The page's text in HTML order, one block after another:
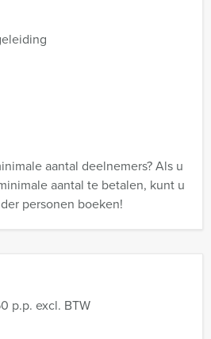
p.p. excl. BTW
aantal deelnemers? Als u
aantal te betalen, kunt u
personen boeken!